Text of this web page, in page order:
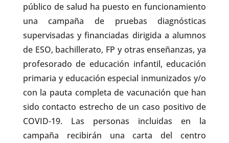
público de salud ha puesto en funcionamiento
una campaña de pruebas diagnósticas
supervisadas y financiadas dirigida a alumnos
de ESO, bachillerato, FP y otras enseñanzas, ya
profesorado de educación infantil, educación
primaria y educación especial inmunizados y/o
con la pauta completa de vacunación que han
sido contacto estrecho de un caso positivo de
COVID-19. Las personas incluidas en la
campaña recibirán una carta del centro